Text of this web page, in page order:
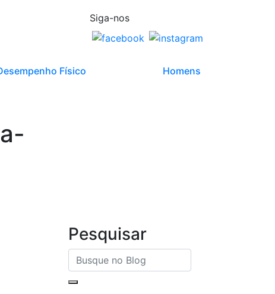
Siga-nos
Físico Homens
Pesquisar